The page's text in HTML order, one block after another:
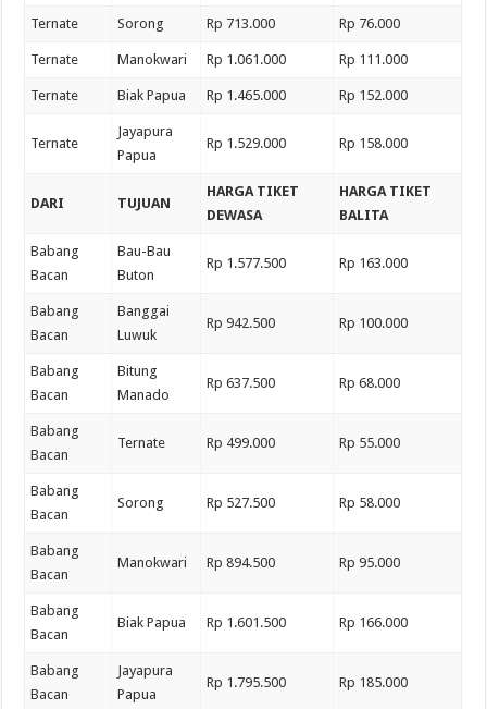
Ternate Sorong Rp 713.000 Rp 76.000
Ternate Manokwari Rp 1.061.000 Rp 111.000
Ternate Biak Papua Rp 1.465.000 Rp 152.000
Ternate
Jayapura
Papua
Rp 1.529.000 Rp 158.000
DARI TUJUAN
HARGA TIKET
DEWASA
HARGA TIKET
BALITA
Babang
Bacan
Bau-Bau
Buton
Rp 1.577.500 Rp 163.000
Babang
Bacan
Banggai
Luwuk
Rp 942.500 Rp 100.000
Babang
Bacan
Bitung
Manado
Rp 637.500 Rp 68.000
Babang
Bacan
Ternate Rp 499.000 Rp 55.000
Babang
Bacan
Sorong Rp 527.500 Rp 58.000
Babang
Bacan
Manokwari Rp 894.500 Rp 95.000
Babang
Bacan
Biak Papua Rp 1.601.500 Rp 166.000
Babang
Bacan
Jayapura
Papua
Rp 1.795.500 Rp 185.000